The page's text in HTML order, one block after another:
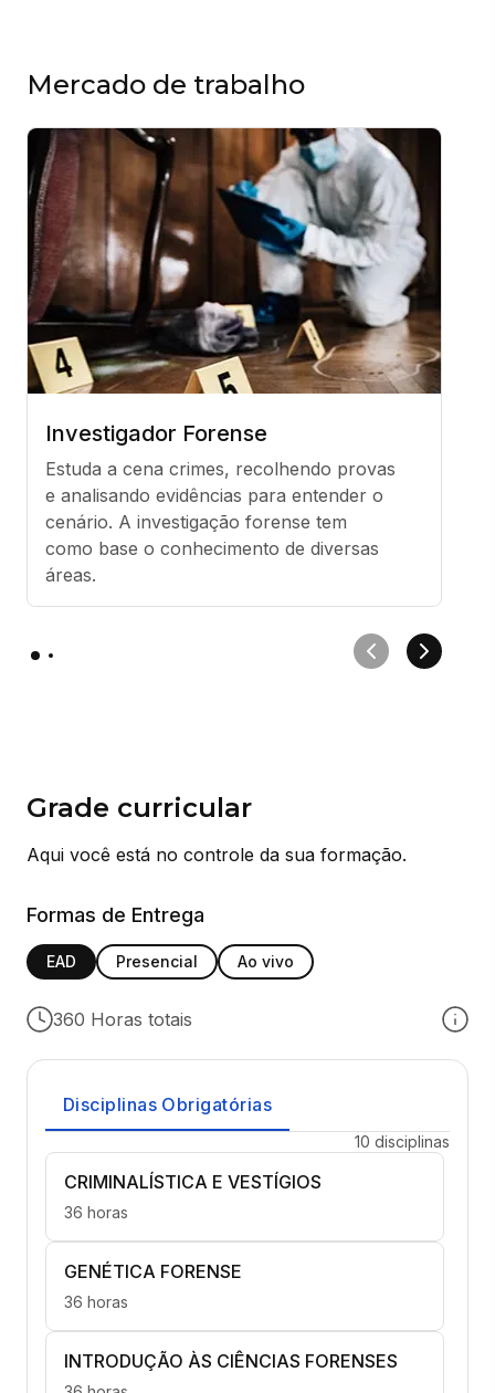
Mercado de trabalho
Investigador Forense
Estuda a cena crimes, recolhendo provas
e analisando evidências para entender o
cenário. A investigação forense tem
como base o conhecimento de diversas
áreas.
Grade curricular
Aqui você está no controle da sua formação.
Formas de Entrega
EAD Presencial Ao vivo
360 Horas totais
Disciplinas Obrigatórias
10 disciplinas
CRIMINALÍSTICA E VESTÍGIOS
36 horas
GENÉTICA FORENSE
36 horas
INTRODUÇÃO ÀS CIÊNCIAS FORENSES